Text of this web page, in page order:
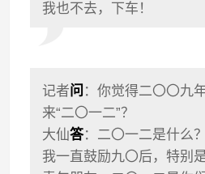
我也不去，下车！
记者问 ：你觉得二〇〇九
来“二〇一二”？
大仙答：二〇一二是什么
我一直鼓励九〇后，特别